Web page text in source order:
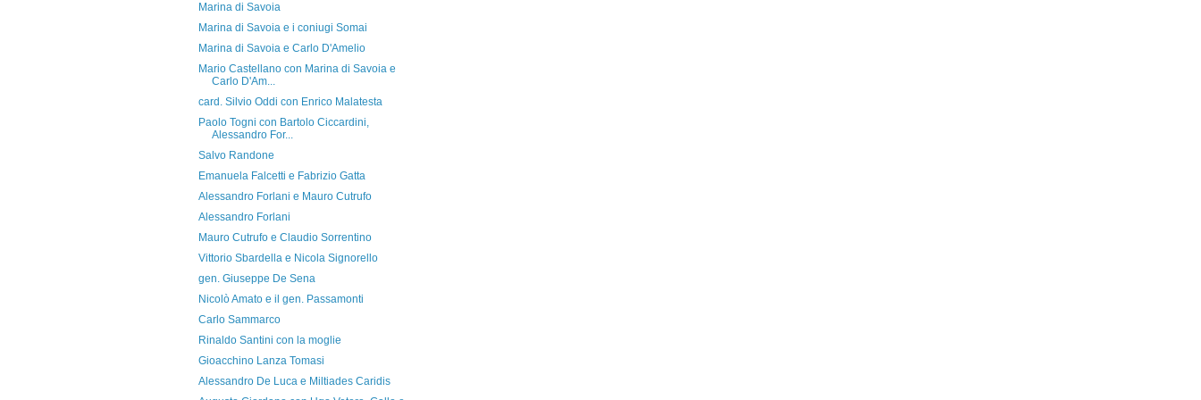
Marina di Savoia
Marina di Savoia e i coniugi Somai
Marina di Savoia e Carlo D'Amelio
Mario Castellano con Marina di Savoia e
Carlo D'Am...
card. Silvio Oddi con Enrico Malatesta
Paolo Togni con Bartolo Ciccardini,
Alessandro For...
Salvo Randone
Emanuela Falcetti e Fabrizio Gatta
Alessandro Forlani e Mauro Cutrufo
Alessandro Forlani
Mauro Cutrufo e Claudio Sorrentino
Vittorio Sbardella e Nicola Signorello
gen. Giuseppe De Sena
Nicolò Amato e il gen. Passamonti
Carlo Sammarco
Rinaldo Santini con la moglie
Gioacchino Lanza Tomasi
Alessandro De Luca e Miltiades Caridis